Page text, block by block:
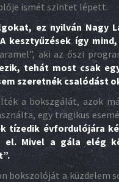
ismét szintet lépett.
ez nyilván Nagy
kesztyűzések így
aki az őszi
tehát most csak
szeretnék csalódást
a bokszgálát, azok
egy tragikus
tízedik évfordulójára
Mivel a gála elég
bokszolóját a küzdelem